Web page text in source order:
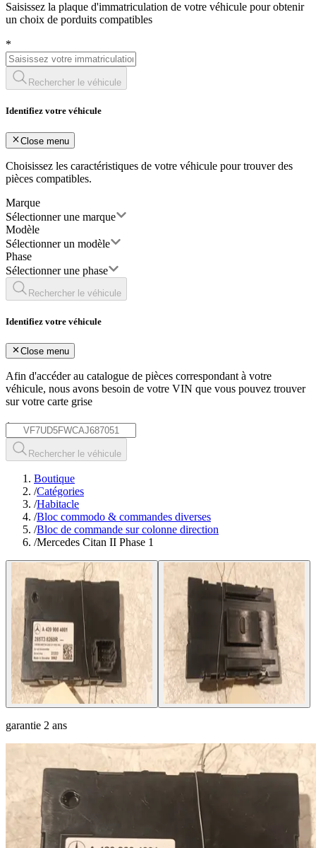
Saisissez la plaque d'immatriculation de votre véhicule pour obtenir
un choix de porduits compatibles
*
Rechercher le véhicule
Identifiez votre véhicule
Close menu
Choisissez les caractéristiques de votre véhicule pour trouver des
pièces compatibles.
Marque
Sélectionner une marque
Modèle
Sélectionner un modèle
Phase
Sélectionner une phase
Rechercher le véhicule
Identifiez votre véhicule
Close menu
Afin d'accéder au catalogue de pièces correspondant à votre
véhicule, nous avons besoin de votre VIN que vous pouvez trouver
sur votre carte grise
*
Rechercher le véhicule
Boutique
/Catégories
/Habitacle
/Bloc commodo & commandes diverses
/Bloc de commande sur colonne direction
/Mercedes Citan II Phase 1
garantie 2 ans